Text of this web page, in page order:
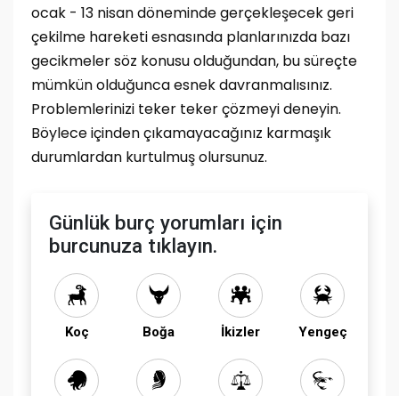
ocak - 13 nisan döneminde gerçekleşecek geri
çekilme hareketi esnasında planlarınızda bazı
gecikmeler söz konusu olduğundan, bu süreçte
mümkün olduğunca esnek davranmalısınız.
Problemlerinizi teker teker çözmeyi deneyin.
Böylece içinden çıkamayacağınız karmaşık
durumlardan kurtulmuş olursunuz.
Günlük burç yorumları için
burcunuza tıklayın.
Koç Boğa İkizler Yengeç